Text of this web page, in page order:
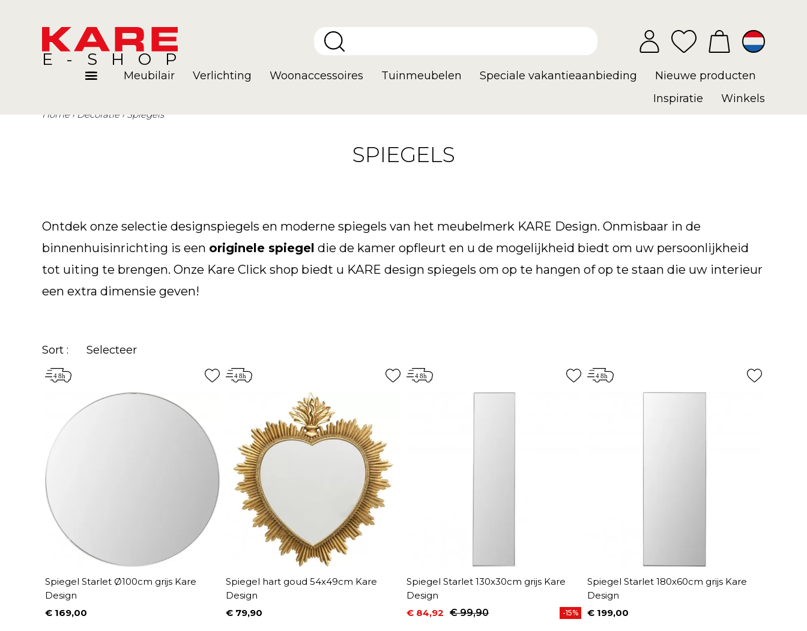
E-SHOP
Meubilair Verlichting Woonaccessoires Tuinmeubelen Speciale vakantieaanbieding
Nieuwe producten
Inspiratie
Winkels
Home Décoratie Spiegels
SPIEGELS
Ontdek onze selectie designspiegels en moderne spiegels van het meubelmerk KARE Design. Onmisbaar in de
binnenhuisinrichting is een originele spiegel die de kamer opfleurt en u de mogelijkheid biedt om uw persoonlijkheid
tot uiting te brengen. Onze Kare Click shop biedt u KARE design spiegels om op te hangen of op te staan die uw interieur
een extra dimensie geven!
Sort : Selecteer
Spiegel Starlet Ø100cm grijs Kare
Design
Prijs
€ 169,00
Spiegel hart goud 54x49cm Kare
Design
Prijs
€ 79,90
Spiegel Starlet 130x30cm grijs Kare
Design
Prijs
€ 84,92
Normale prijs
€ 99,90 -15%
Spiegel Starlet 180x60cm grijs Kare
Design
Prijs
€ 199,00